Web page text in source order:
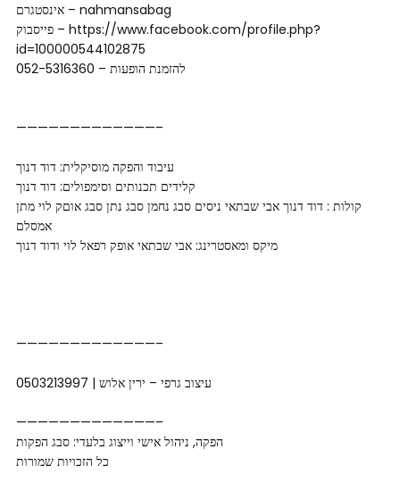
אינסטגרם – nahmansabag
פייסבוק – https://www.facebook.com/profile.php?
id=100000544102875
להזמנת הופעות – 052-5316360
—————————————–
עיבוד והפקה מוסיקלית: דוד דנוך
קלידים תכנותים וסימפולים: דוד דנוך
קולות : דוד דנוך אבי שבתאי ניסים סבג נחמן סבג נתן סבג אוםק לוי מתן
אמסלם
מיקס ומאסטרינג: אבי שבתאי אופק רפאל לוי ודוד דנוך
—————————————–
עיצוב גרפי – ירין אלוש | 0503213997
—————————————–
הפקה, ניהול אישי וייצוג בלעדי: סבג הפקות
כל הזכויות שמורות